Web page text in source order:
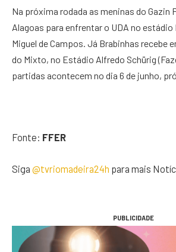
Na próxima rodada as meninas do Gazin
Alagoas para enfrentar o UDA no estádio
Miguel de Campos. Já Brabinhas recebe
do Mixto, no Estádio Alfredo Schürig
partidas acontecem no dia 6 de junho,
Fonte: FFER
Siga @tvriomadeira24h para mais
PUBLICIDADE